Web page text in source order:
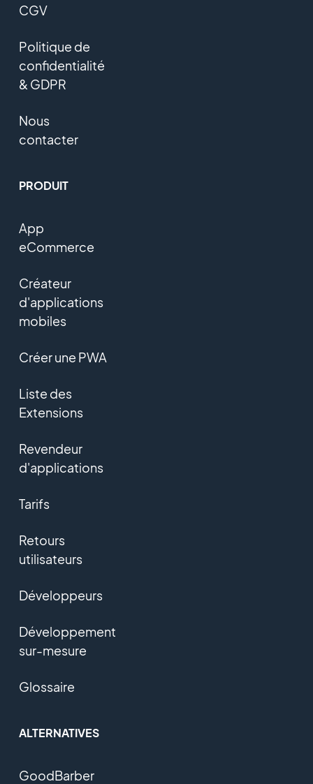
CGV
Politique de
confidentialité
& GDPR
Nous
contacter
PRODUIT
App
eCommerce
Créateur
d'applications
mobiles
Créer une PWA
Liste des
Extensions
Revendeur
d'applications
Tarifs
Retours
utilisateurs
Développeurs
Développement
sur-mesure
Glossaire
ALTERNATIVES
GoodBarber